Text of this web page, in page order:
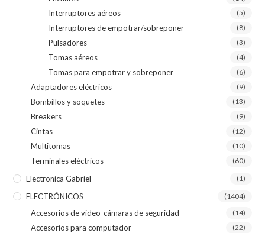
Interruptores aéreos (5)
Interruptores de empotrar/sobreponer (8)
Pulsadores (3)
Tomas aéreos (4)
Tomas para empotrar y sobreponer (6)
Adaptadores eléctricos (9)
Bombillos y soquetes (13)
Breakers (9)
Cintas (12)
Multitomas (10)
Terminales eléctricos (60)
Electronica Gabriel (1)
ELECTRÓNICOS (1404)
Accesorios de video-cámaras de seguridad (14)
Accesorios para computador (22)